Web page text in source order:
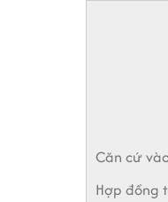
Căn cứ
Hợp